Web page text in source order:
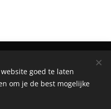
bij de KvK onder nummer
goed te laten
om je de best mogelijke